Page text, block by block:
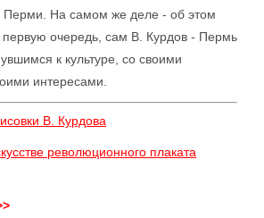
Перми. На самом же деле - об этом
первую очередь, сам В. Курдов - Пермь
к культуре, со своими
интересами.
В. Курдова
революционного плаката